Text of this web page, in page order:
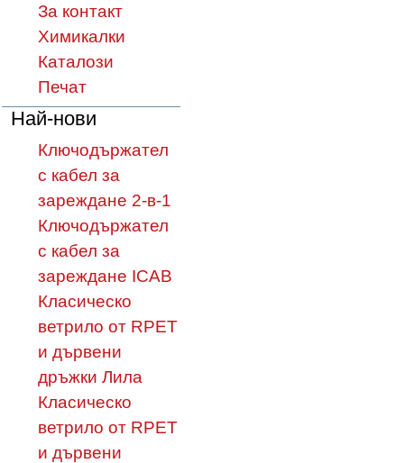
За контакт
Химикалки
Каталози
Печат
Най-нови
Ключодържател
с кабел за
зареждане 2-в-1
Ключодържател
с кабел за
зареждане ICAB
Класическо
ветрило от RPET
и дървени
дръжки Лила
Класическо
ветрило от RPET
и дървени